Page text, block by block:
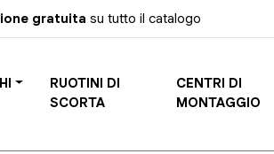
gratuita su tutto il catalogo
RUOTINI DI
SCORTA
CENTRI DI
MONTAGGIO